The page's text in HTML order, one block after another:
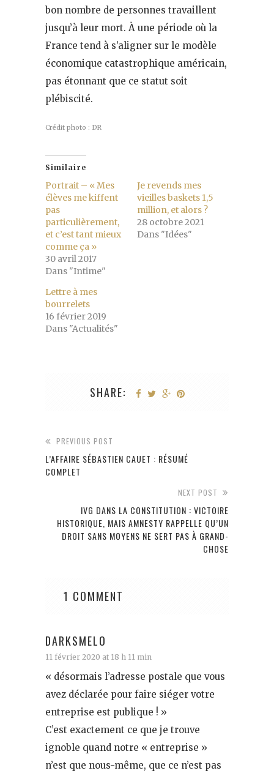
bon nombre de personnes travaillent
jusqu’à leur mort. À une période où la
France tend à s’aligner sur le modèle
économique catastrophique américain,
pas étonnant que ce statut soit
plébiscité.
Crédit photo : DR
Similaire
Portrait – « Mes
élèves me kiffent
pas
particulièrement,
et c’est tant mieux
comme ça »
30 avril 2017
Dans "Intime"
Je revends mes
vieilles baskets 1,5
million, et alors ?
28 octobre 2021
Dans "Idées"
Lettre à mes
bourrelets
16 février 2019
Dans "Actualités"
SHARE:
PREVIOUS POST
L’AFFAIRE SÉBASTIEN CAUET : RÉSUMÉ
COMPLET
NEXT POST
IVG DANS LA CONSTITUTION : VICTOIRE
HISTORIQUE, MAIS AMNESTY RAPPELLE QU’UN
DROIT SANS MOYENS NE SERT PAS À GRAND-
CHOSE
1 COMMENT
DARKSMELO
11 février 2020 at 18 h 11 min
« désormais l’adresse postale que vous
avez déclarée pour faire siéger votre
entreprise est publique ! »
C’est exactement ce que je trouve
ignoble quand notre « entreprise »
n’est que nous-même, que ce n’est pas